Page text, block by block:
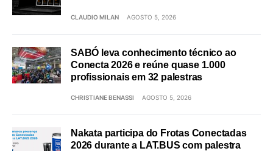
CLAUDIO MILAN AGOSTO 5, 2026
SABÓ leva conhecimento técnico ao
Conecta 2026 e reúne quase 1.000
profissionais em 32 palestras
CHRISTIANE BENASSI AGOSTO 5, 2026
Nakata participa do Frotas Conectadas
2026 durante a LAT.BUS com palestra